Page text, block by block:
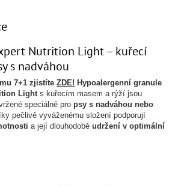
Nutrition Light – kuřecí
s nadváhou
7+1 zjistíteZDE! Hypoalergenní granule
Lights kuřecím masem a rýží jsou
speciálně propsy s nadváhou nebo
pečlivě vyváženému složení podporují
a její dlouhodobéudržení v optimální